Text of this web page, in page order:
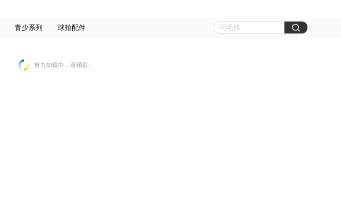
青少系列 球拍配件
努力加载中，请稍后...